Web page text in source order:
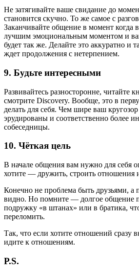
Не затягивайте ваше свидание до
становится скучно. То же самое с
Заканчивайте общение в момент когда
лучшим эмоциональным моментом и
будет так же. Делайте это аккуратно и
ждет продолжения с нетерпением.
9. Будьте интересными
Развивайтесь разносторонне, читайте
смотрите Discovery. Вообще, это в
делать для себя. Чем шире ваш
эрудированы и соответственно более
собеседницы.
10. Чёткая цель
В начале общения вам нужно для себя
хотите — дружить, строить отношения
Конечно не проблема быть друзьями, а
видно. Но помните — долгое общение
подружку «в штанах» или в братика,
переломить.
Так, что если хотите отношений сразу
идите к отношениям.
P.S.